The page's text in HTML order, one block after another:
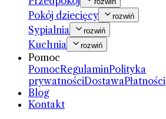
Pokój dziecięcy rozwiń
Sypialnia rozwiń
Kuchnia rozwiń
Pomoc
PomocRegulaminPolityka
prywatnościDostawaPłatności
Blog
Kontakt